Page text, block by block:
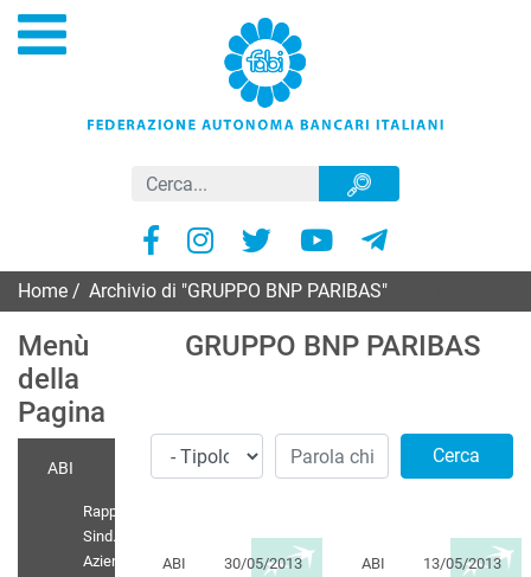
Home Archivio di "GRUPPO BNP PARIBAS"
Menù
della
Pagina
ABI
Rappr.
Sind.
Aziendali
GRUPPO BNP PARIBAS
Cerca
ABI 30/05/2013 ABI 13/05/2013